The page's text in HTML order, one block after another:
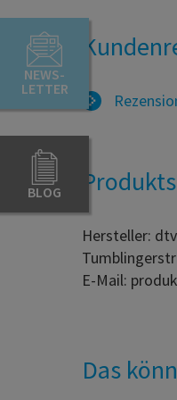
NEWS-
LETTER
BLOG
Hersteller:
E-Mail:
Das